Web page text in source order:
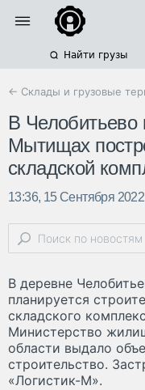
Найти грузы
← Склады и грузовые
В Челобитьево
Мытищах
складской
13:36, 15 Сентября 2022
В деревне
планируется
складского
Министерство
области выдало
строительство.
«Логистик-М».